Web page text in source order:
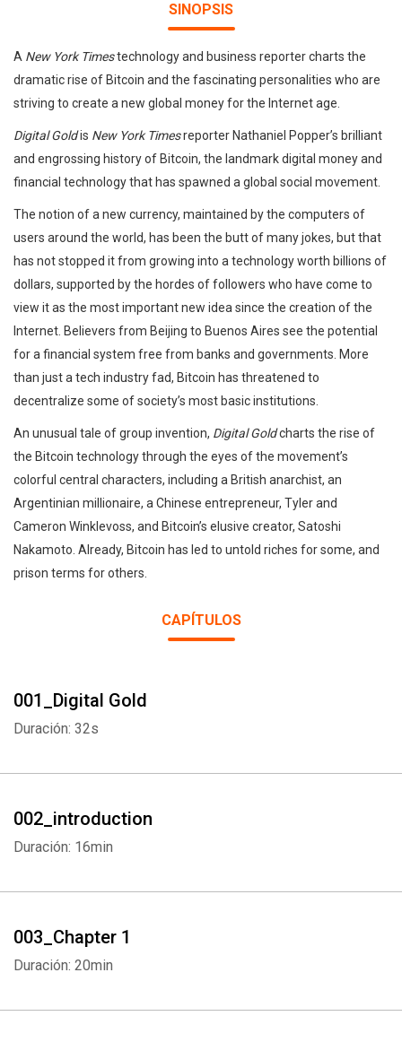
SINOPSIS
A New York Timestechnology and business reporter charts the
dramatic rise of Bitcoin and the fascinating personalities who are
striving to create a new global money for the Internet age.
Digital Goldis New York Timesreporter Nathaniel Popper’s brilliant
and engrossing history of Bitcoin, the landmark digital money and
financial technology that has spawned a global social movement.
The notion of a new currency, maintained by the computers of
users around the world, has been the butt of many jokes, but that
has not stopped it from growing into a technology worth billions of
dollars, supported by the hordes of followers who have come to
view it as the most important new idea since the creation of the
Internet. Believers from Beijing to Buenos Aires see the potential
for a financial system free from banks and governments. More
than just a tech industry fad, Bitcoin has threatened to
decentralize some of society’s most basic institutions.
An unusual tale of group invention, Digital Goldcharts the rise of
the Bitcoin technology through the eyes of the movement’s
colorful central characters, including a British anarchist, an
Argentinian millionaire, a Chinese entrepreneur, Tyler and
Cameron Winklevoss, and Bitcoin’s elusive creator, Satoshi
Nakamoto. Already, Bitcoin has led to untold riches for some, and
prison terms for others.
CAPÍTULOS
001_Digital Gold
Duración: 32s
002_introduction
Duración: 16min
003_Chapter 1
Duración: 20min